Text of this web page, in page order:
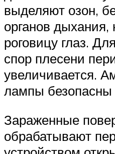
выделяют озон,
органов
роговицу глаз.
спор плесени
увеличивается.
лампы
Зараженные
обрабатывают